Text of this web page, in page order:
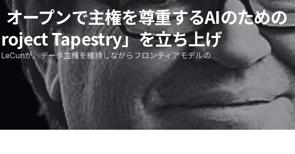
ープンで主権を尊重するAIのための
Tapestry」を立ち上げ
が、データ主権を維持しながらフロンティアモデルの